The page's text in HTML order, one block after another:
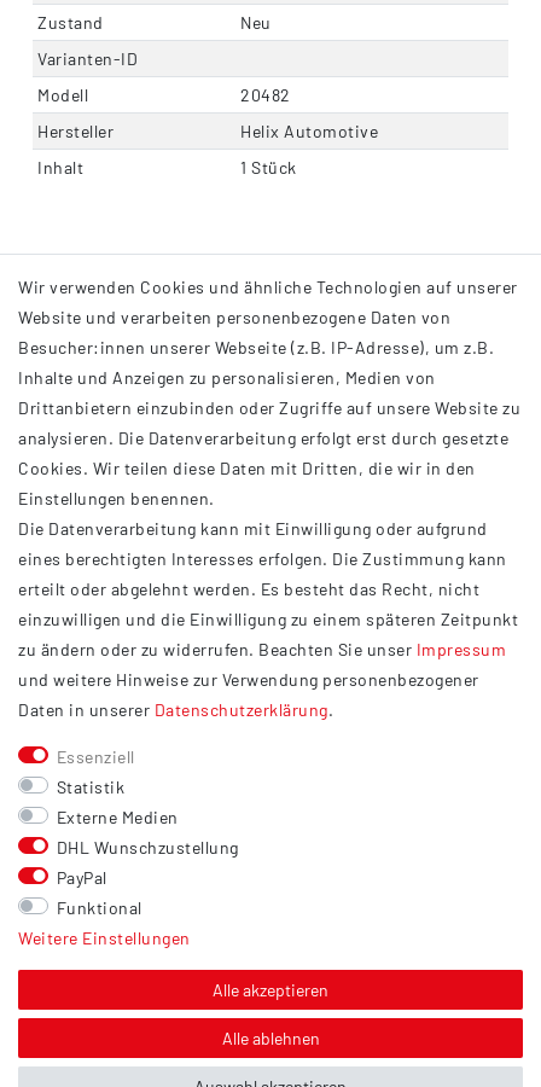
Zustand
Neu
Varianten-ID
Modell
20482
Hersteller
Helix Automotive
Inhalt
1 Stück
INFORMATIONEN
AGB
Impressum
Datenschutzerklärung
Widerrufsrecht
Barrierefreiheit
Service
Kontakt
Versand
Zahlung
Vertrag widerrufen
Sonstiges
Hinweis zur Entsorgung von Altbatterien & Altöl
Über uns
Wir verwenden Cookies und ähnliche Technologien auf unserer
Website und verarbeiten personenbezogene Daten von
Besucher:innen unserer Webseite (z.B. IP-Adresse), um z.B.
Inhalte und Anzeigen zu personalisieren, Medien von
Drittanbietern einzubinden oder Zugriffe auf unsere Website zu
analysieren. Die Datenverarbeitung erfolgt erst durch gesetzte
Cookies. Wir teilen diese Daten mit Dritten, die wir in den
Einstellungen benennen.
Die Datenverarbeitung kann mit Einwilligung oder aufgrund
eines berechtigten Interesses erfolgen. Die Zustimmung kann
erteilt oder abgelehnt werden. Es besteht das Recht, nicht
einzuwilligen und die Einwilligung zu einem späteren Zeitpunkt
zu ändern oder zu widerrufen. Beachten Sie unser Impressum
und weitere Hinweise zur Verwendung personenbezogener
Daten in unserer Daten­schutz­erklärung.
Essenziell
Statistik
Externe Medien
DHL Wunschzustellung
PayPal
Funktional
Weitere Einstellungen
Alle akzeptieren
Alle ablehnen